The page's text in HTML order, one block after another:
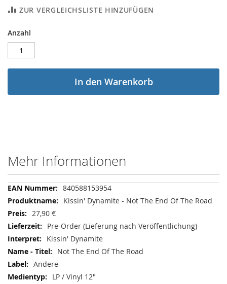
ZUR VERGLEICHSLISTE HINZUFÜGEN
Anzahl
In den Warenkorb
Mehr Informationen
Mehr
Informationen
840588153954
Kissin' Dynamite - Not The End Of The Road
27,90 €
Pre-Order (Lieferung nach Veröffentlichung)
Kissin' Dynamite
Not The End Of The Road
Andere
LP / Vinyl 12"